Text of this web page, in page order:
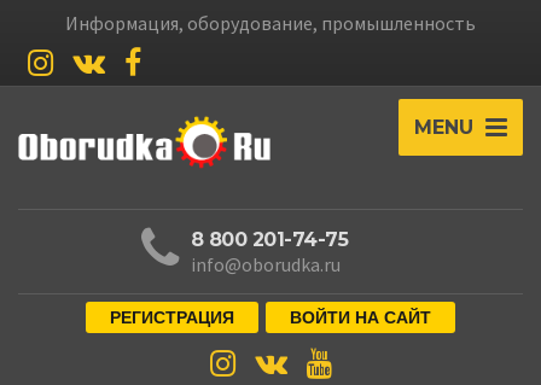
Информация, оборудование, промышленность
MENU
8 800 201-74-75
info@oborudka.ru
РЕГИСТРАЦИЯ ВОЙТИ НА САЙТ